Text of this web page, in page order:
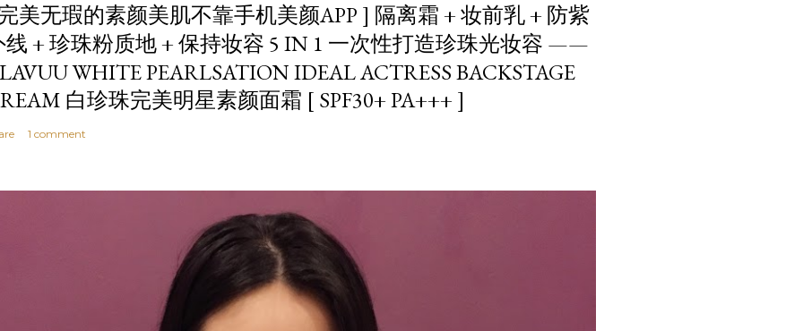
美无瑕的素颜美肌不靠手机美颜APP ] 隔离霜 + 妆前乳 + 防紫
线 + 珍珠粉质地 + 保持妆容 5 IN 1 一次性打造珍珠光妆容 ——
WHITE PEARLSATION IDEAL ACTRESS BACKSTAGE
白珍珠完美明星素颜面霜 [ SPF30+ PA+++ ]
1 comment